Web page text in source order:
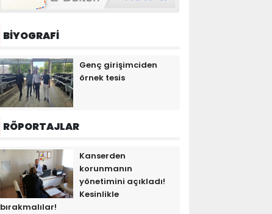
BİYOGRAFİ
Genç girişimciden
örnek tesis
RÖPORTAJLAR
Kanserden
korunmanın
yönetimini açıkladı!
Kesinlikle
bırakmalılar!